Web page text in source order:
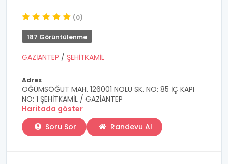
(0)
187 Görüntülenme
GAZİANTEP / ŞEHİTKAMİL
Adres
ÖĞÜMSÖĞÜT MAH. 126001 NOLU SK. NO: 85 İÇ KAPI
NO: 1 ŞEHİTKAMİL / GAZİANTEP
Haritada göster
Soru Sor
Randevu Al